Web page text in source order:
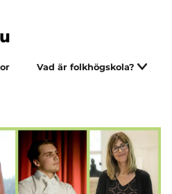
Vad är folkhögskola?